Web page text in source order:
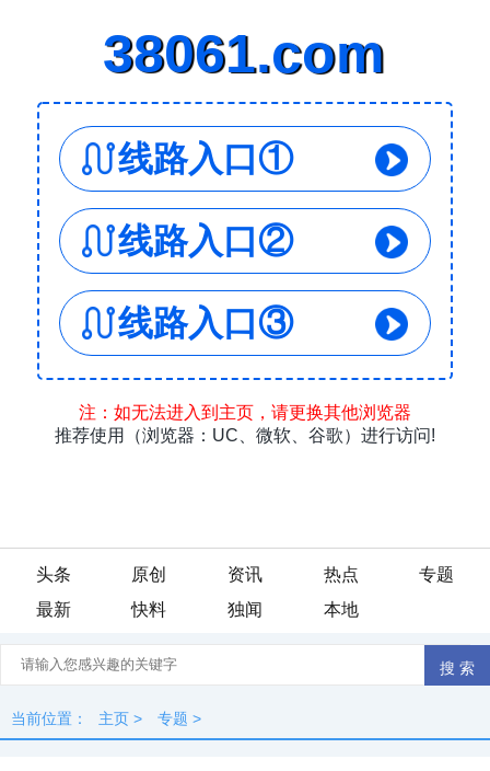
头条 原创 资讯 热点
专题
最新
快料 独闻 本地
当前位置： 主页 > 专题 >